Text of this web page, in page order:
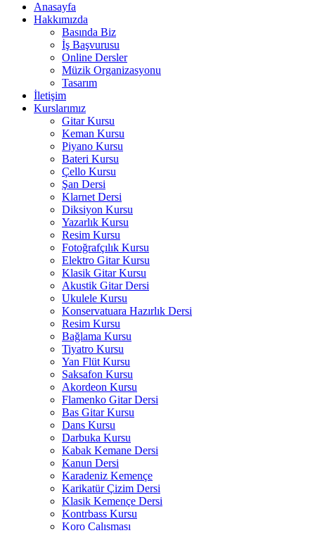
Anasayfa
Hakkımızda
Basında Biz
İş Başvurusu
Online Dersler
Müzik Organizasyonu
Tasarım
İletişim
Kurslarımız
Gitar Kursu
Keman Kursu
Piyano Kursu
Bateri Kursu
Çello Kursu
Şan Dersi
Klarnet Dersi
Diksiyon Kursu
Yazarlık Kursu
Resim Kursu
Fotoğrafçılık Kursu
Elektro Gitar Kursu
Klasik Gitar Kursu
Akustik Gitar Dersi
Ukulele Kursu
Konservatuara Hazırlık Dersi
Resim Kursu
Bağlama Kursu
Tiyatro Kursu
Yan Flüt Kursu
Saksafon Kursu
Akordeon Kursu
Flamenko Gitar Dersi
Bas Gitar Kursu
Dans Kursu
Darbuka Kursu
Kabak Kemane Dersi
Kanun Dersi
Karadeniz Kemençe
Karikatür Çizim Dersi
Klasik Kemençe Dersi
Kontrbass Kursu
Koro Çalışması